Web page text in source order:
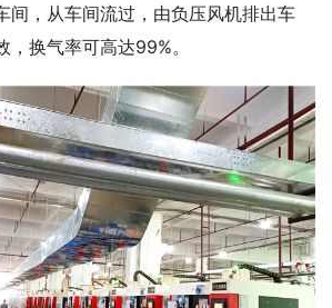
间，从车间流过，由负压风机排出车
换气率可高达99%。